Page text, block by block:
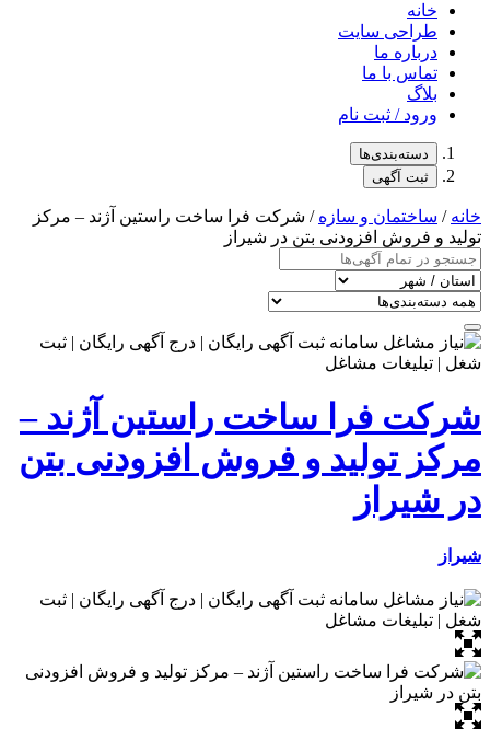
خانه
طراحی سایت
درباره ما
تماس با ما
بلاگ
ورود / ثبت نام
دسته‌بندی‌ها
ثبت آگهی
خانه/ ساختمان و سازه/ شرکت فرا ساخت راستین آژند – مرکز
تولید و فروش افزودنی بتن در شیراز
شرکت فرا ساخت راستین آژند –
مرکز تولید و فروش افزودنی بتن
در شیراز
شیراز